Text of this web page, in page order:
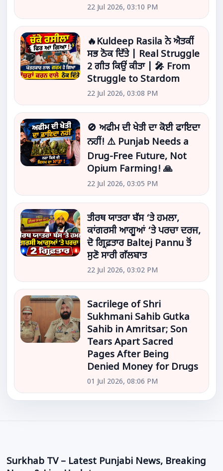
22 Jul 2026, 03:10 PM
🔥Kuldeep Rasila ਨੇ ਐਤਕੀਂ
ਸਭ ਠੋਕ ਦਿੱਤੇ | Real Struggle
2 ਗੀਤ ਕਿਉਂ ਕੀਤਾ | 🎤 From
Struggle to Stardom
22 Jul 2026, 03:08 PM
🚫 ਅਫੀਮ ਦੀ ਖੇਤੀ ਦਾ ਕੋਈ ਫਾਇਦਾ
ਨਹੀਂ! ⚠️ Punjab Needs a
Drug-Free Future, Not
Opium Farming! 🙏
22 Jul 2026, 03:05 PM
ਤੀਰਥ ਯਾਤਰਾ ਬੱਸ ‘ਤੇ ਹਮਲਾ,
ਕਾਂਗਰਸੀ ਆਗੂਆਂ ‘ਤੇ ਪਰਚਾ ਦਰਜ,
ਦੋ ਗ੍ਰਿਫ਼ਤਾਰ Baltej Pannu ਤੋਂ
ਸੁਣੋ ਸਾਰੀ ਗੱਲਬਾਤ
22 Jul 2026, 03:02 PM
Sacrilege of Shri
Sukhmani Sahib Gutka
Sahib in Amritsar; Son
Tears Apart Sacred
Pages After Being
Denied Money for Drugs
01 Jul 2026, 08:06 PM
Surkhab TV – Latest Punjabi News, Breaking